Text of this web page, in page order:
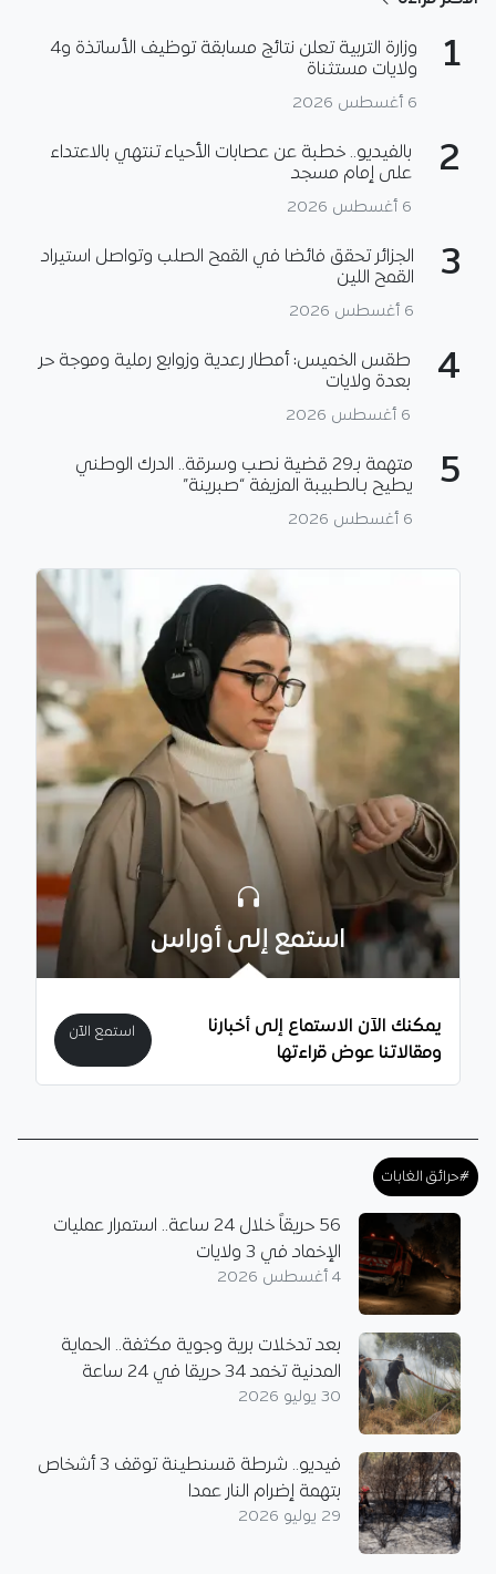
1
وزارة التربية تعلن نتائج مسابقة توظيف الأساتذة و4
ولايات مستثناة
6 أغسطس 2026
2
بالفيديو.. خطبة عن عصابات الأحياء تنتهي بالاعتداء
على إمام مسجد
6 أغسطس 2026
3
الجزائر تحقق فائضا في القمح الصلب وتواصل استيراد
القمح اللين
6 أغسطس 2026
4
طقس الخميس: أمطار رعدية وزوابع رملية وموجة حر
بعدة ولايات
6 أغسطس 2026
5
متهمة بـ29 قضية نصب وسرقة.. الدرك الوطني
يطيح بـالطبيبة المزيفة “صبرينة”
6 أغسطس 2026
استمع إلى أوراس
يمكنك الآن الاستماع إلى أخبارنا
ومقالاتنا عوض قراءتها
استمع الآن
#حرائق الغابات
56 حريقاً خلال 24 ساعة.. استمرار عمليات
الإخماد في 3 ولايات
4 أغسطس 2026
بعد تدخلات برية وجوية مكثفة.. الحماية
المدنية تخمد 34 حريقا في 24 ساعة
30 يوليو 2026
فيديو.. شرطة قسنطينة توقف 3 أشخاص
بتهمة إضرام النار عمدا
29 يوليو 2026